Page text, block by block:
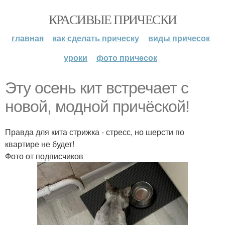
КРАСИВЫЕ ПРИЧЕСКИ
главная как сделать прическу
виды причесок
уроки
фото причесок
Эту осень кит встречает с
новой, модной причёской!
Правда для кита стрижка - стресс, но шерсти по
квартире не будет!
Фото от подписчиков